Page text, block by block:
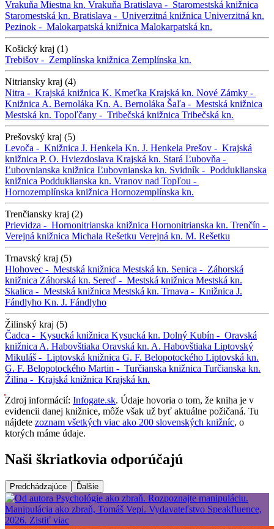
Vrakuňa Miestna kn. Vrakuňa Bratislava - Staromestská knižnica
Staromestská kn. Bratislava - Univerzitná knižnica Univerzitná kn.
Pezinok - Malokarpatská knižnica Malokarpatská kn.
Košický kraj (1)
Trebišov - Zemplínska knižnica Zemplínska kn.
Nitriansky kraj (4)
Nitra - Krajská knižnica K. Kmeťka Krajská kn. Nové Zámky -
Knižnica A. Bernoláka Kn. A. Bernoláka Šaľa - Mestská knižnica
Mestská kn. Topoľčany - Tribečská knižnica Tribečská kn.
Prešovský kraj (5)
Levoča - Knižnica J. Henkela Kn. J. Henkela Prešov - Krajská
knižnica P. O. Hviezdoslava Krajská kn. Stará Ľubovňa -
Ľubovnianska knižnica Ľubovnianska kn. Svidník - Podduklianska
knižnica Podduklianska kn. Vranov nad Topľou -
Hornozemplínska knižnica Hornozemplínska kn.
Trenčiansky kraj (2)
Prievidza - Hornonitrianska knižnica Hornonitrianska kn. Trenčín -
Verejná knižnica Michala Rešetku Verejná kn. M. Rešetku
Trnavský kraj (5)
Hlohovec - Mestská knižnica Mestská kn. Senica - Záhorská
knižnica Záhorská kn. Sereď - Mestská knižnica Mestská kn.
Skalica - Mestská knižnica Mestská kn. Trnava - Knižnica J.
Fándlyho Kn. J. Fándlyho
Žilinský kraj (5)
Čadca - Kysucká knižnica Kysucká kn. Dolný Kubín - Oravská
knižnica A. Habovštiaka Oravská kn. A. Habovštiaka Liptovský
Mikuláš - Liptovská knižnica G. F. Belopotockého Liptovská kn.
G. F. Belopotockého Martin - Turčianska knižnica Turčianska kn.
Žilina - Krajská knižnica Krajská kn.
Zdroj informácií: Infogate.sk. Údaje hovoria o tom, že kniha je v
evidencii danej knižnice, môže však už byť aktuálne požičaná. Tu
nájdete zoznam všetkých viac ako 200 slovenských knižníc, o
ktorých máme údaje.
Naši škriatkovia odporúčajú
Predchádzajúce Ďalšie